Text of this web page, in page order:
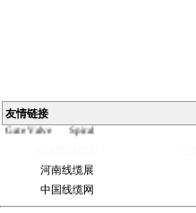
友情链接
Valve
industrial
steel pipe
Gate Valve
Spiral
bevel gear河南线缆展
中国线缆网